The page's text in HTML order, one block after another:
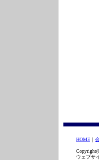
HOME ｜
ウェブサ